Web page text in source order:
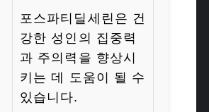
포스파티딜세린은 건
강한 성인의 집중력
과 주의력을 향상시
키는 데 도움이 될 수
있습니다.